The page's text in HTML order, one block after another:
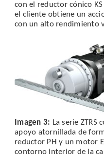
con el reductor cónico
el cliente obtiene un
con un alto rendimiento
Imagen 3: La serie ZTRS
apoyo atornillada de
reductor PH y un motor
contorno interior de la